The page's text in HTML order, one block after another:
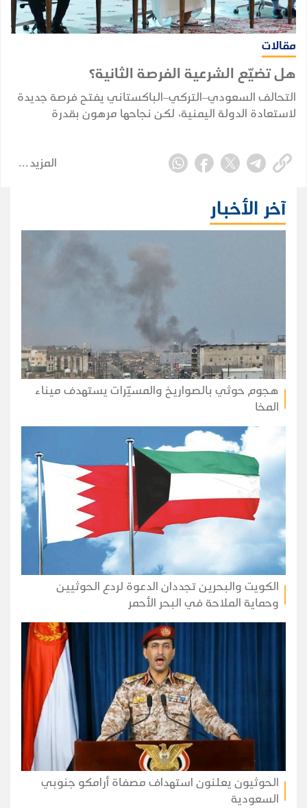
مقالات
هل تضيّع الشرعية الفرصة الثانية؟
التحالف السعودي–التركي–الباكستاني يفتح فرصة جديدة
لاستعادة الدولة اليمنية، لكن نجاحها مرهون بقدرة
المزيد
آخر الأخبار
هجوم حوثي بالصواريخ والمسيّرات يستهدف ميناء
المخا
الكويت والبحرين تجددان الدعوة لردع الحوثيين
وحماية الملاحة في البحر الأحمر
الحوثيون يعلنون استهداف مصفاة أرامكو جنوبي
السعودية